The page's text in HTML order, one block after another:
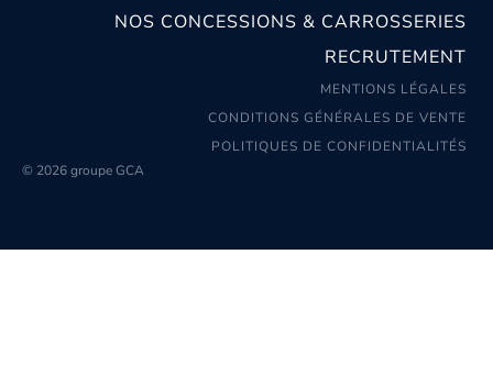
NOS CONCESSIONS & CARROSSERIES
RECRUTEMENT
MENTIONS LÉGALES
CONDITIONS GÉNÉRALES DE VENTE
POLITIQUES DE CONFIDENTIALITÉS
© 2026 groupe GCA